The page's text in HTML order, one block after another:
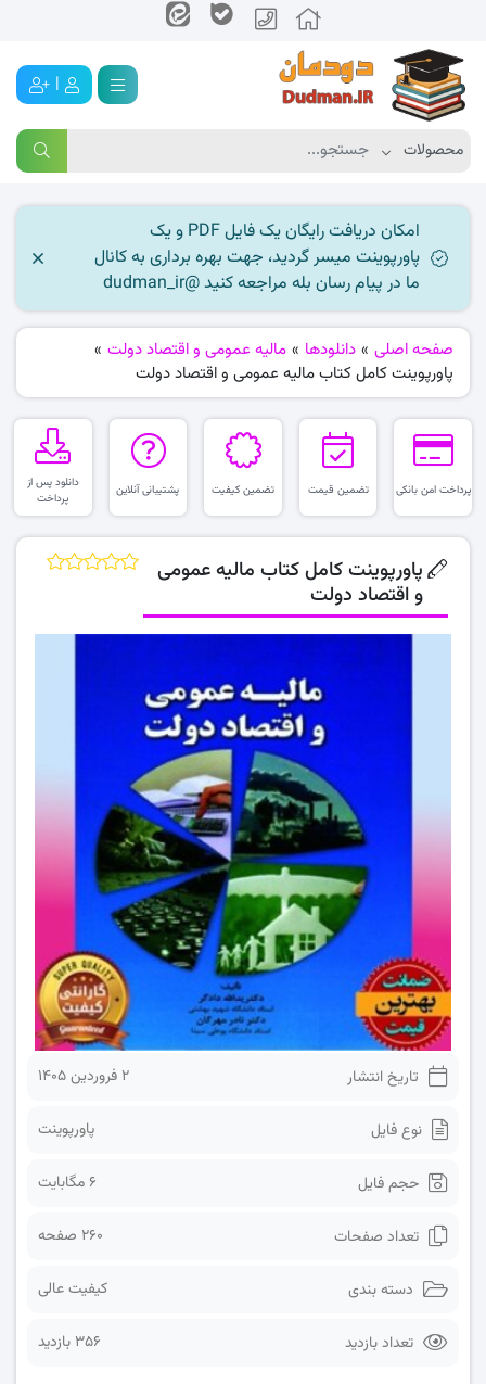
|
امکان دریافت رایگان یک فایل PDF و یک
پاورپوینت میسر گردید، جهت بهره برداری به کانال
ما در پیام رسان بله مراجعه کنید @dudman_ir
صفحه اصلی » دانلودها » مالیه عمومی و اقتصاد دولت »
پاورپوینت کامل کتاب مالیه عمومی و اقتصاد دولت
پرداخت امن بانکی تضمین قیمت تضمین کیفیت پشتیبانی آنلاین
دانلود پس از
پرداخت
پاورپوینت کامل کتاب مالیه عمومی
و اقتصاد دولت
تاریخ انتشار 2 فروردین 1405
نوع فایل پاورپوینت
حجم فایل 6 مگابایت
تعداد صفحات 260 صفحه
دسته بندی کیفیت عالی
تعداد بازدید 356 بازدید